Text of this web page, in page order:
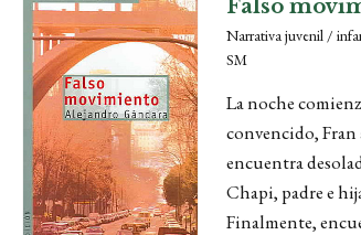
Falso
Narrativa juvenil /
SM
La noche
convencido, Fran
encuentra
Chapi, padre e
Finalmente,